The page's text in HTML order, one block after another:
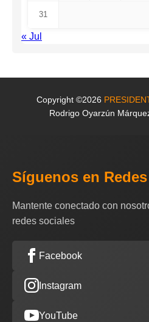
31
« Jul
Copyright ©2026
Rodrigo Oyarzún
Síguenos en
Mantente conectado con
redes sociales
Facebook
Instagram
YouTube